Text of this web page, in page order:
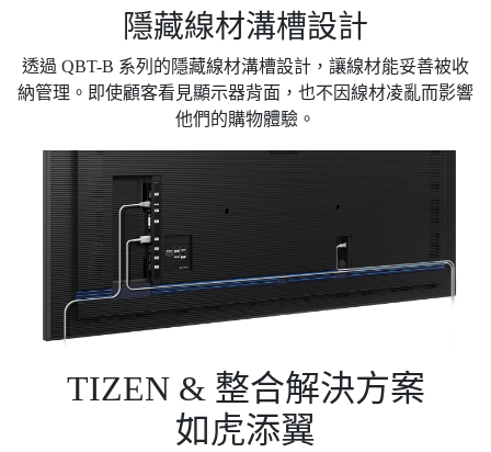
隱藏線材溝槽設計
透過 QBT-B 系列的隱藏線材溝槽設計，讓線材能妥善被收
納管理。即使顧客看見顯示器背面，也不因線材凌亂而影響
他們的購物體驗。
TIZEN & 整合解決方案
如虎添翼